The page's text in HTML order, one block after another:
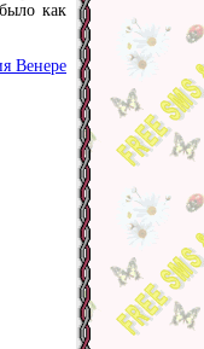
как
Венере